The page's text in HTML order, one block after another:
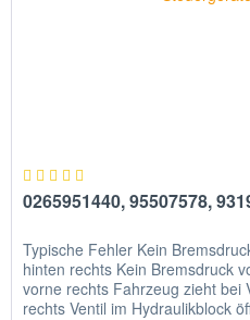
0265951440, 95507578,
Typische Fehler Kein
hinten rechts Kein Bremsdruck
vorne rechts Fahrzeug zieht bei
rechts Ventil im Hydraulikblock